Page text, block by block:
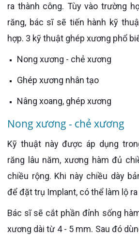
ra thành công. Tùy vào trường
răng, bác sĩ sẽ tiến hành kỹ
hợp. 3 kỹ thuật ghép xương phổ
Nong xương - chẻ xương
Ghép xương nhân tạo
Nâng xoang, ghép xương
Nong xương - chẻ xương
Kỹ thuật này được áp dụng trong trường hợp mất
răng lâu năm, xương hàm đủ
chiều rộng. Khi này chiều dày
để đặt trụ Implant, có thể làm lộ
Bác sĩ sẽ cắt phần đỉnh sống hàm nhọn, để lại phần
xương dài từ 4 - 5 mm. Sau đó